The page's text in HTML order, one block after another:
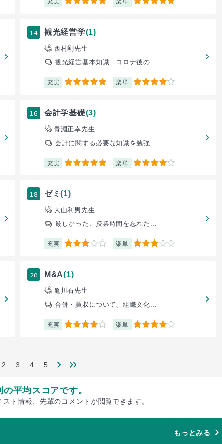
充実 5 楽単 5
14 観光経営学(1)
西村剛先生
観光経営基本知識、コロナ後の...
充実 5 楽単 4
16 会計学基礎(3)
青淵正幸先生
会計に関する必要な知識を勉強...
充実 5 楽単 4
18 ゼミ(1)
大山利男先生
厳しかった、授業時間を忘れた...
充実 3 楽単 3
20 M&A(1)
亀川石先生
合併・買収について、組織文化...
充実 4 楽単 4
2 3 4 5
平均スコアです。
ト情報、先輩のコメントが閲覧できます。
もっとみる